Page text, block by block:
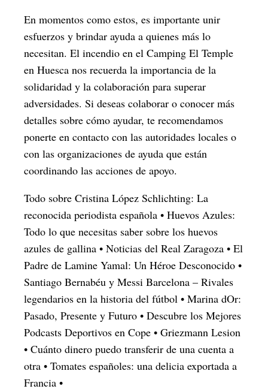
En momentos como estos, es importante unir
esfuerzos y brindar ayuda a quienes más lo
necesitan. El incendio en el Camping El Temple
en Huesca nos recuerda la importancia de la
solidaridad y la colaboración para superar
adversidades. Si deseas colaborar o conocer más
detalles sobre cómo ayudar, te recomendamos
ponerte en contacto con las autoridades locales o
con las organizaciones de ayuda que están
coordinando las acciones de apoyo.
Todo sobre Cristina López Schlichting: La
reconocida periodista española • Huevos Azules:
Todo lo que necesitas saber sobre los huevos
azules de gallina • Noticias del Real Zaragoza • El
Padre de Lamine Yamal: Un Héroe Desconocido •
Santiago Bernabéu y Messi Barcelona – Rivales
legendarios en la historia del fútbol • Marina dOr:
Pasado, Presente y Futuro • Descubre los Mejores
Podcasts Deportivos en Cope • Griezmann Lesion
• Cuánto dinero puedo transferir de una cuenta a
otra • Tomates españoles: una delicia exportada a
Francia •